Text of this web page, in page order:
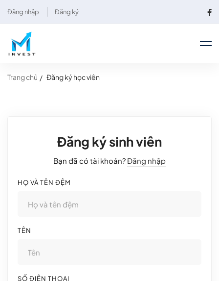
Đăng nhập Đăng ký
Trang chủ Đăng ký học viên
Đăng ký sinh viên
Bạn đã có tài khoản?Đăng nhập
HỌ VÀ TÊN ĐỆM
TÊN
SỐ ĐIỆN THOẠI